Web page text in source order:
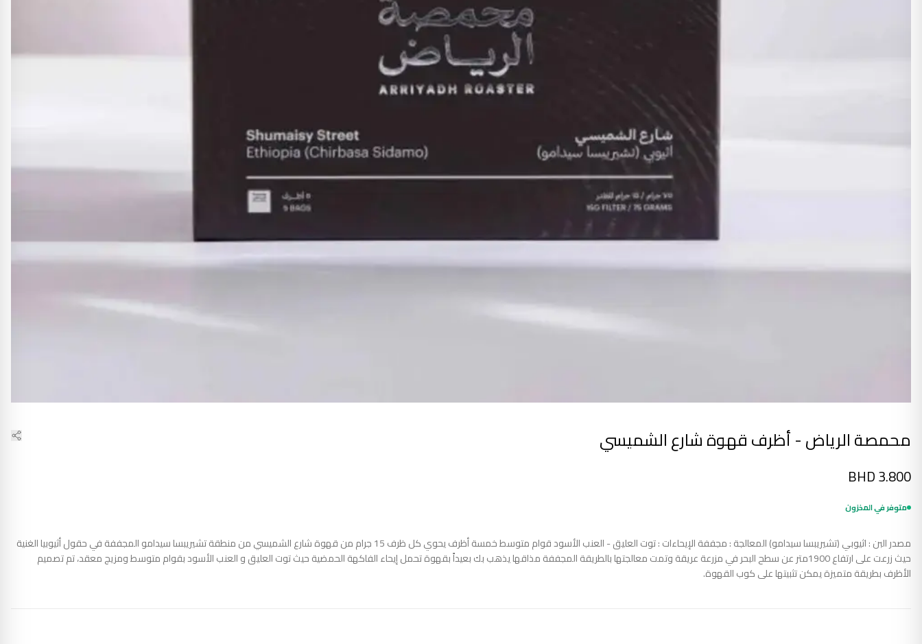
محمصة الرياض - أظرف قهوة شارع الشميسي
BHD3.800
متوفر في المخزون
مصدر البن : اثيوبي (تشيريبسا سيدامو) المعالجة : مجففة الإيحاءات : توت العليق - العنب الأسود قوام متوسط خمسة أظرف يحوي كل ظرف 15 جرام من قهوة شارع الشميسي من منطقة تشيريبسا سيدامو المجففة في حقول أثيوبيا الغنية
حيث زرعت على ارتفاع 1900متر عن سطح البحر في مزرعة عريقة وتمت معالجتها بالطريقة المجففة مذاقها يذهب بك بعيداً بقهوة تحمل إيحاء الفاكهة الحمضية حيث توت العليق و العنب الأسود بقوام متوسط ومزيج معقد، تم تصميم
الأظرف بطريقة متميزة يمكن تثبيتها على كوب القهوة.